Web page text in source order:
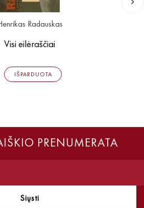
Radauskas
Visi eilėraščiai
IŠPARDUOTA
PRENUMERATA
Siųsti